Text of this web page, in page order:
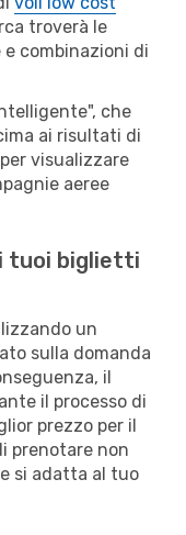
troverà le
combinazioni di
che
ai risultati di
visualizzare
aeree
tuoi biglietti
un
sulla domanda
il
il processo di
prezzo per il
prenotare non
si adatta al tuo